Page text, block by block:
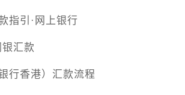
指引·网上银行
汇款
行香港）汇款流程